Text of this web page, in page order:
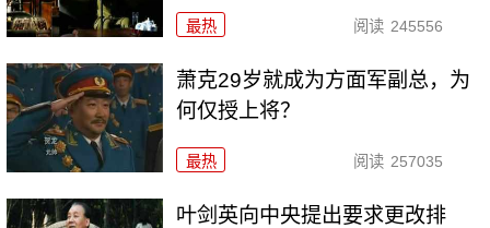
最热 阅读 245556
萧克29岁就成为方面军副总，为
何仅授上将？
最热 阅读 257035
叶剑英向中央提出要求更改排